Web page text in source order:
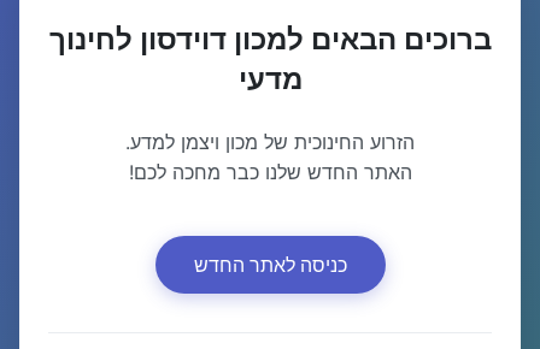
ברוכים הבאים למכון דוידסון לחינוך
מדעי
הזרוע החינוכית של מכון ויצמן למדע.
האתר החדש שלנו כבר מחכה לכם!
כניסה לאתר החדש